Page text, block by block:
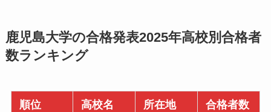
鹿児島大学の合格発表2025年高校別合格者
数ランキング
順位 高校名 所在地 合格者数